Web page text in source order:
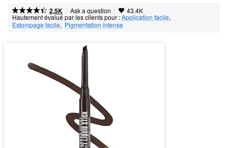
2,5K | Ask a question | 43.4K
Hautement évalué par les clients pour :Application facile,
Estompage facile, Pigmentation intense